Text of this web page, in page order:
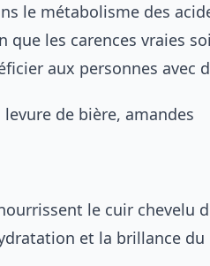
le métabolisme des
que les carences vraies
aux personnes avec
de bière, amandes
le cuir chevelu
et la brillance du